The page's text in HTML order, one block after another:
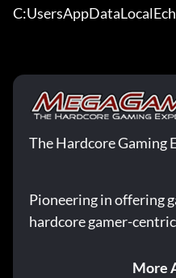
The Hardcore Gaming
Pioneering in offering
hardcore gamer-
More